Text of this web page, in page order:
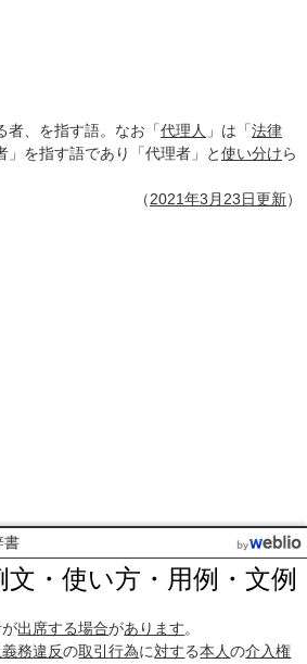
者、を指す語。なお「代理人 」は「法律
」を指す語であり「代理者」と使い分けら
（2021年3月 23日更新）
書
文・使い方・用例・文例
出席する場合があります。
務違反の取引行為に対する本人の介入権